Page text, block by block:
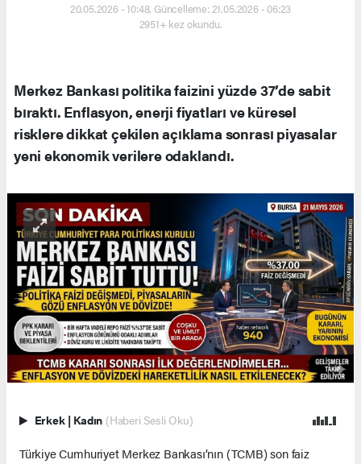
20.05.2026 - 10:48, Güncelleme: 21.05.2026 - 06:23
2951+ kez okundu.
Merkez Bankası politika faizini yüzde 37’de sabit
bıraktı. Enflasyon, enerji fiyatları ve küresel
risklere dikkat çekilen açıklama sonrası piyasalar
yeni ekonomik verilere odaklandı.
Erkek | Kadın (Haberi Sesli Oku)
Türkiye Cumhuriyet Merkez Bankası’nın (TCMB) son faiz